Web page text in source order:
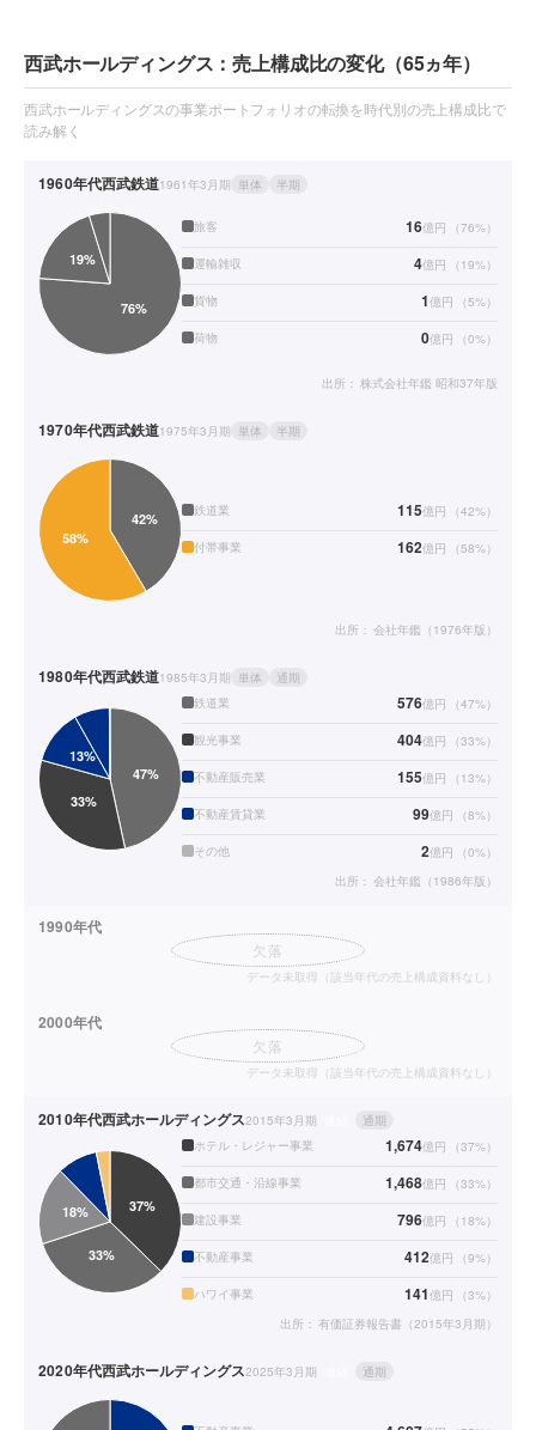
西武ホールディングス：売上構成比の変化（65ヵ年）
西武ホールディングスの事業ポートフォリオの転換を時代別の売上構成比で
読み解く
1960年代西武鉄道1961年3月期 単体 半期
旅客 16億円 （76%）
運輸雑収 4億円 （ 19%）
貨物 1億円 （5%）
荷物 0億円 （0%）
出所： 株式会社年鑑 昭和37年版
1970年代西武鉄道1975年3月期 単体 半期
鉄道業 115億円 （42%）
付帯事業 162億円 （58%）
出所： 会社年鑑（1976年版）
1980年代西武鉄道1985年3月期 単体
通期
鉄道業
576億円 （47%）
観光事業 404億円 （33%）
不動産販売業 155億円 （ 13%）
不動産賃貸業 99億円 （8%）
その他 2億円 （0%）
出所： 会社年鑑（1986年版）
1990年代
欠落
データ未取得（該当年代の売上構成資料なし）
2000年代
欠落
データ未取得（該当年代の売上構成資料なし）
2010年代西武ホールディングス2015年3月期
通期
ホテル・レジャー事業
1,674億円 （37%）
都市交通・沿線事業 1,468億円 （33%）
建設事業 796億円 （ 18%）
不動産事業 412億円 （9%）
ハワイ事業 141億円 （3%）
出所： 有価証券報告書（2015年3月期）
2020年代西武ホールディングス2025年3月期 通期